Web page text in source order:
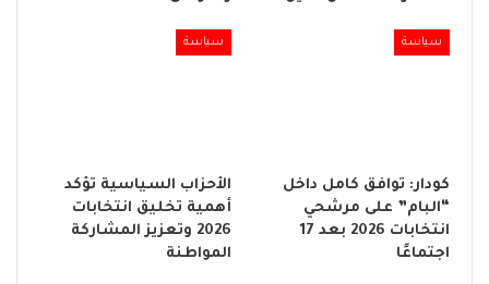
سياسة
كودار: توافق كامل داخل
“البام” على مرشحي
انتخابات 2026 بعد 17
اجتماعًا
سياسة
الأحزاب السياسية تؤكد
أهمية تخليق انتخابات
2026 وتعزيز المشاركة
المواطنة